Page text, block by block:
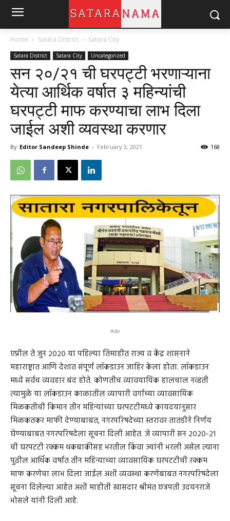
Home Satara District Satara City
Satara District Satara City Uncategorized
सन २०/२१ ची घरपट्टी भरणाऱ्याना
येत्या आर्थिक वर्षात ३ महिन्यांची
घरपट्टी माफ करण्याचा लाभ दिला
जाईल अशी व्यवस्था करणार
By Editor Sandeep Shinde - February 3, 2021 168
Adv
एप्रील ते जुन २०२० या पहिल्या तिमाहीत राज्य व केंद्र शासनाने
महाराष्ट्रात आणि देशात संपूर्ण लॉकडाउन जाहिर केला होता. लॉकडाउन
मध्ये सर्वच व्यवहार बंद होते. कोणतीच व्यावयायिक हालचाल नव्हती
त्यामुळे या लॉकडाउन काळातील व्यापारी वर्गाच्या व्यावसायिक
मिळकतीची किमान तीन महिन्यांच्या घरपटटीमध्ये कायदयानुसार
मिळकतकर माफी देण्याबाबत, नगरपरिषदेच्या स्तरावर तातडीने निर्णय
घेण्याबाबत नगरपरिषदेला सूचना दिली आहेत. जे व्यापारी सन २०२०-२१
ची घरपटटी रक्कम थकबाकीसह भरतील किंवा ज्यांनी भरली असेल त्याना
पुढील आर्थिक वर्षात तीन महिन्याच्या व्यावसायिक घरपटटीची रक्कम
माफ करणेचा लाभ दिला जाईल अशी व्यवस्था करणेबाबत नगरपरिषदेला
सूचना दिलेल्या आहेत अशी माहीती खासदार श्रीमंत छत्रपती उदयनराजे
भोसले यांनी दिली आहे.